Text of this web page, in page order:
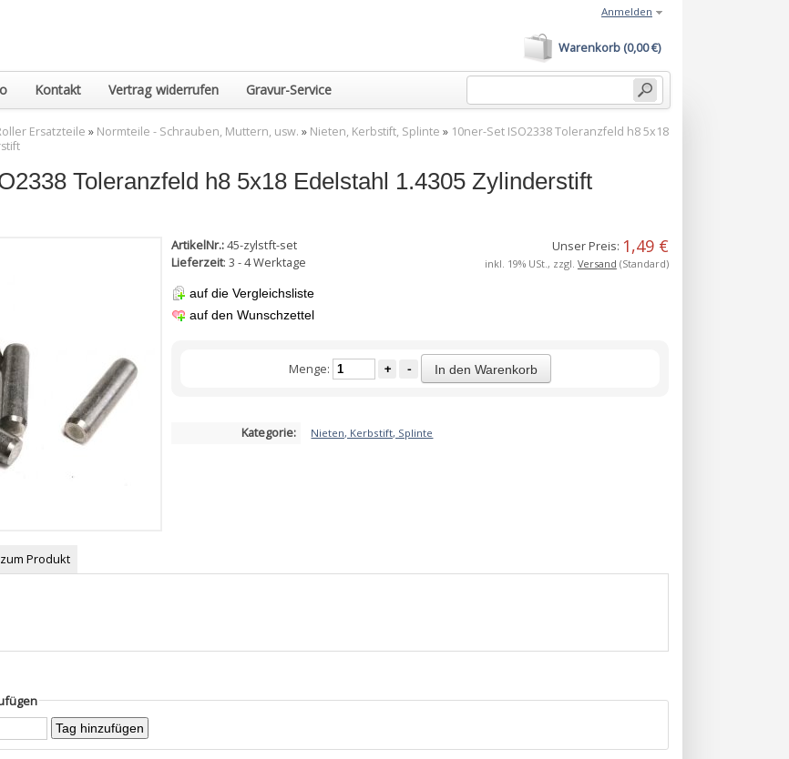
Kontakt Vertrag widerrufen Gravur-Service
Warenkorb (0,00 €)
Anmelden
Ersatzteile » Normteile - Schrauben, Muttern, usw. » Nieten, Kerbstift, Splinte » 10ner-Set ISO2338 Toleranzfeld h8 5x18
Toleranzfeld h8 5x18 Edelstahl 1.4305 Zylinderstift
ArtikelNr.:45-zylstft-set
Lieferzeit: 3 - 4 Werktage
auf die Vergleichsliste
auf den Wunschzettel
Unser Preis: 1,49 €
inkl. 19% USt., zzgl. Versand (Standard)
Menge: + - In den Warenkorb
Kategorie: Nieten, Kerbstift, Splinte
Produkt